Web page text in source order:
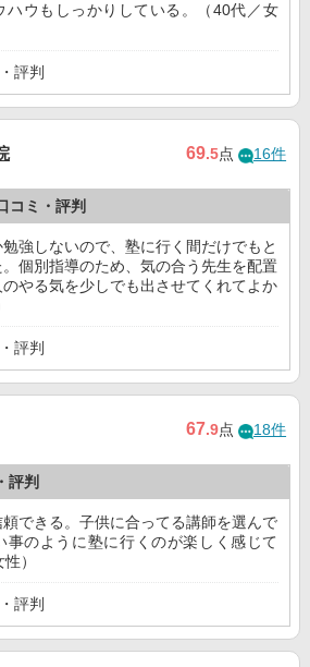
ハウもしっかりしている。（40代／女
評判
69.5点 16件
コミ・評判
強しないので、塾に行く間だけでもと
個別指導のため、気の合う先生を配置
のやる気を少しでも出させてくれてよか
評判
67.9点 18件
評判
できる。子供に合ってる講師を選んで
事のように塾に行くのが楽しく感じて
）
評判